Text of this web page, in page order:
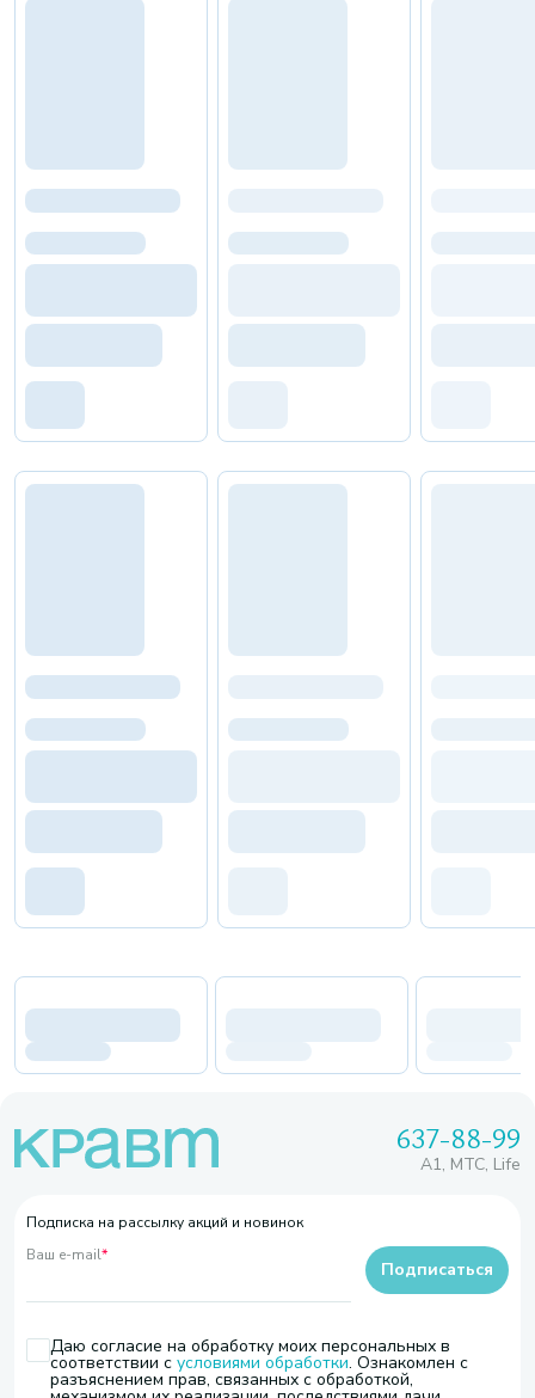
637-88-99
A1, МТС, Life
Подписка на рассылку акций и новинок
Ваш e-mail*
Даю согласие на обработку моих персональных в
соответствии с условиями обработки. Ознакомлен с
разъяснением прав, связанных с обработкой,
Подписаться